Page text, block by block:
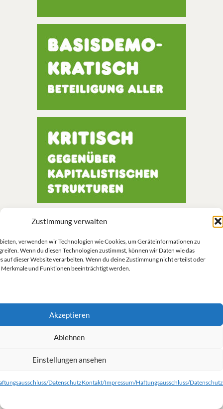
Zustimmung verwalten
verwenden wir Technologien wie Cookies, um Geräteinformationen zu
Wenn du diesen Technologien zustimmst, können wir Daten wie das
auf dieser Website verarbeiten. Wenn du deine Zustimmung nicht erteilst oder
und Funktionen beeinträchtigt werden.
Akzeptieren
Ablehnen
Einstellungen ansehen
DatenschutzKontakt/Impressum/Haftungsausschluss/Datenschutz
Suchen
SCHLAGWÖRTER
Afghanistan
Bundestag Bundestagsfraktion
EuropaFlüchtlingeFrieden